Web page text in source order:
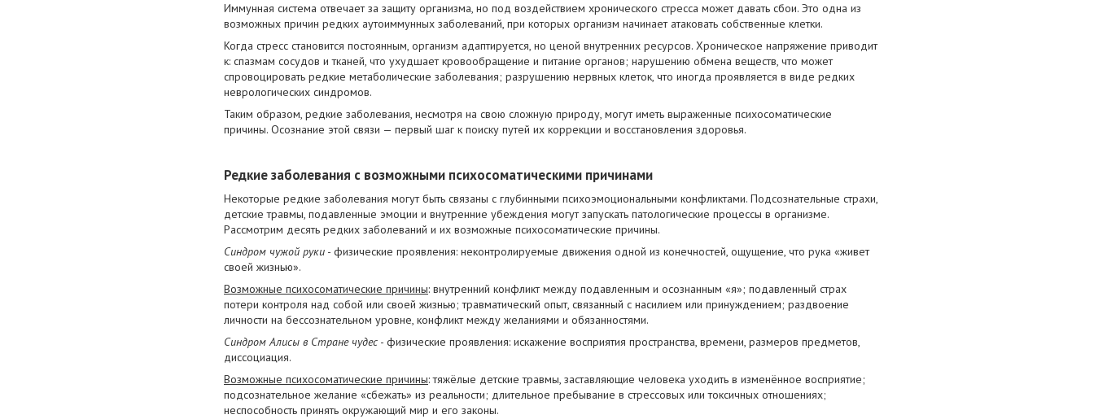
Иммунная система отвечает за защиту организма, но под воздействием хронического стресса может давать сбои. Это одна из
возможных причин редких аутоиммунных заболеваний, при которых организм начинает атаковать собственные клетки.
Когда стресс становится постоянным, организм адаптируется, но ценой внутренних ресурсов. Хроническое напряжение приводит
к: спазмам сосудов и тканей, что ухудшает кровообращение и питание органов; нарушению обмена веществ, что может
спровоцировать редкие метаболические заболевания; разрушению нервных клеток, что иногда проявляется в виде редких
неврологических синдромов.
Таким образом, редкие заболевания, несмотря на свою сложную природу, могут иметь выраженные психосоматические
причины. Осознание этой связи — первый шаг к поиску путей их коррекции и восстановления здоровья.
Редкие заболевания с возможными психосоматическими причинами
Некоторые редкие заболевания могут быть связаны с глубинными психоэмоциональными конфликтами. Подсознательные страхи,
детские травмы, подавленные эмоции и внутренние убеждения могут запускать патологические процессы в организме.
Рассмотрим десять редких заболеваний и их возможные психосоматические причины.
Синдром чужой руки - физические проявления: неконтролируемые движения одной из конечностей, ощущение, что рука «живет
своей жизнью».
Возможные психосоматические причины: внутренний конфликт между подавленным и осознанным «я»; подавленный страх
потери контроля над собой или своей жизнью; травматический опыт, связанный с насилием или принуждением; раздвоение
личности на бессознательном уровне, конфликт между желаниями и обязанностями.
Синдром Алисы в Стране чудес - физические проявления: искажение восприятия пространства, времени, размеров предметов,
диссоциация.
Возможные психосоматические причины: тяжёлые детские травмы, заставляющие человека уходить в изменённое восприятие;
подсознательное желание «сбежать» из реальности; длительное пребывание в стрессовых или токсичных отношениях;
неспособность принять окружающий мир и его законы.